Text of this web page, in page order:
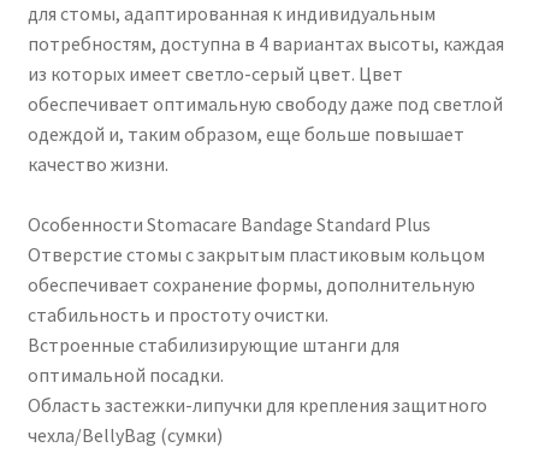
для стомы, адаптированная к индивидуальным
потребностям, доступна в 4 вариантах высоты, каждая
из которых имеет светло-серый цвет. Цвет
обеспечивает оптимальную свободу даже под светлой
одеждой и, таким образом, еще больше повышает
качество жизни.
Особенности Stomacare Bandage Standard Plus
Отверстие стомы с закрытым пластиковым кольцом
обеспечивает сохранение формы, дополнительную
стабильность и простоту очистки.
Встроенные стабилизирующие штанги для
оптимальной посадки.
Область застежки-липучки для крепления защитного
чехла/BellyBag (сумки)